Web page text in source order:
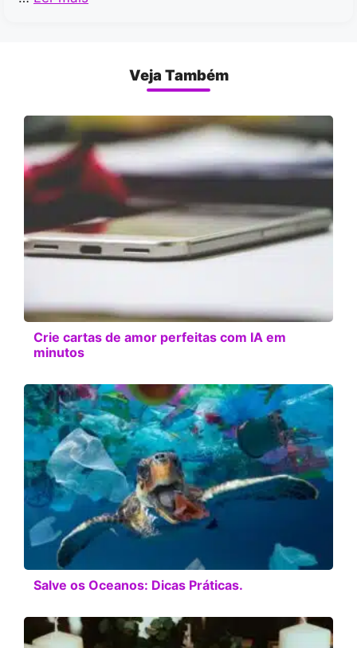
Veja Também
Crie cartas de amor perfeitas com IA em
minutos
Salve os Oceanos: Dicas Práticas.